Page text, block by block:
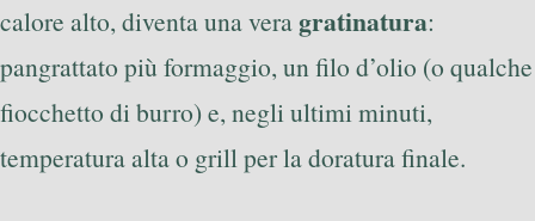
calore alto, diventa una veragratinatura:
pangrattato più formaggio, un filo d’olio (o qualche
fiocchetto di burro) e, negli ultimi minuti,
temperatura alta o grill per la doratura finale.